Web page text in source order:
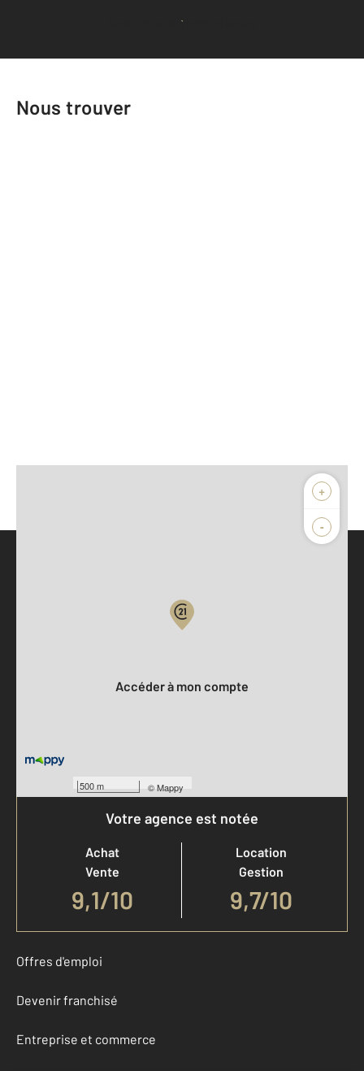
Voir tous les avis clients
Nous trouver
+
-
500 m ©Mappy
Accéder à mon compte
Votre agence est notée
Achat
Vente
9,1/10
Location
Gestion
9,7/10
Offres d'emploi
Devenir franchisé
Entreprise et commerce